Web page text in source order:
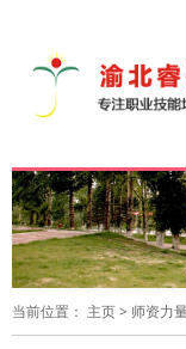
当前位置： 主页> 师资力